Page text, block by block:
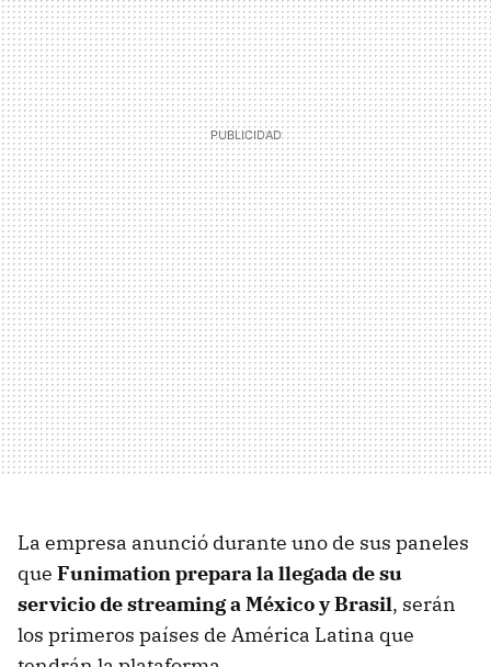
La empresa anunció durante uno de sus paneles
que Funimation prepara la llegada de su
servicio de streaming a México y Brasil, serán
los primeros países de América Latina que